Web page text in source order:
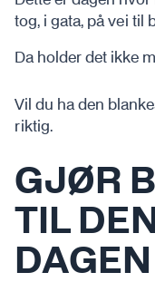
tog, i gata, på vei til
Da holder det ikke
Vil du ha den
riktig.
GJØR
TIL
DAGEN